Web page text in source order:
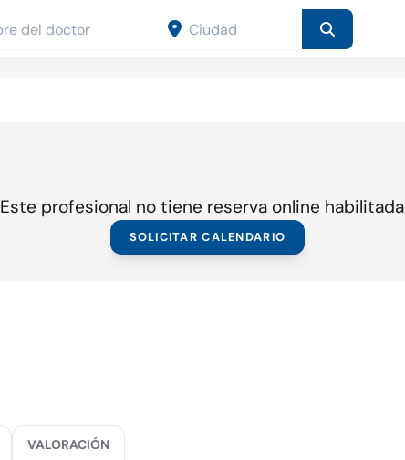
Este profesional no tiene reserva online habilitada
SOLICITAR CALENDARIO
VALORACIÓN